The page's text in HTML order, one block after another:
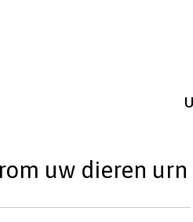
uw dieren